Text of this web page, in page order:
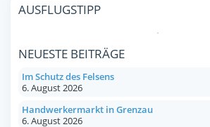
AUSFLUGSTIPP
NEUESTE BEITRÄGE
Im Schutz des Felsens
6. August 2026
Handwerkermarkt in Grenzau
6. August 2026